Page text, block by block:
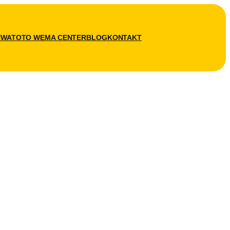
WATOTO WEMA CENTERBLOGKONTAKT